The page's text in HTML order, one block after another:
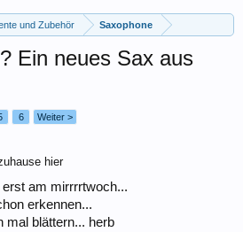
und Zubehör Saxophone
Ein neues Sax aus
6 Weiter >
hier
am mirrrrtwoch...
erkennen...
mal blättern... herb